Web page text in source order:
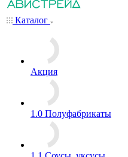
Каталог
Акция
1.0 Полуфабрикаты